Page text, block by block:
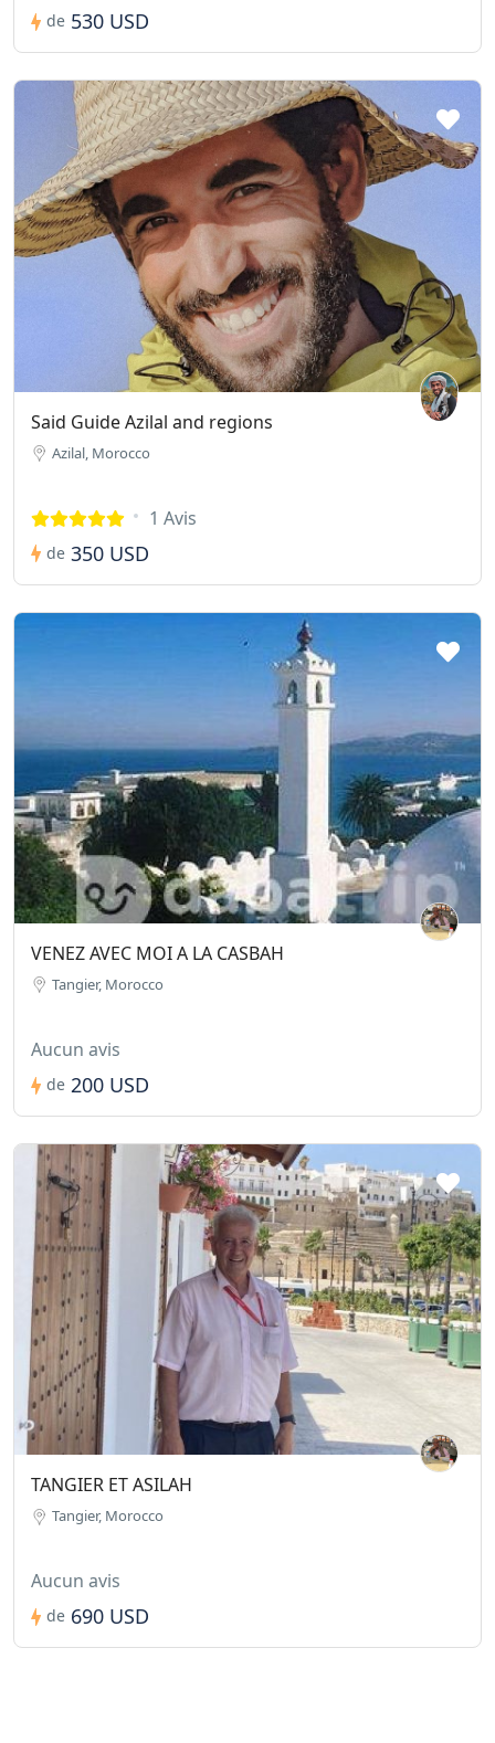
de 530 USD
Said Guide Azilal and regions
Azilal, Morocco
1 Avis
de 350 USD
VENEZ AVEC MOI A LA CASBAH
Tangier, Morocco
Aucun avis
de 200 USD
TANGIER ET ASILAH
Tangier, Morocco
Aucun avis
de 690 USD